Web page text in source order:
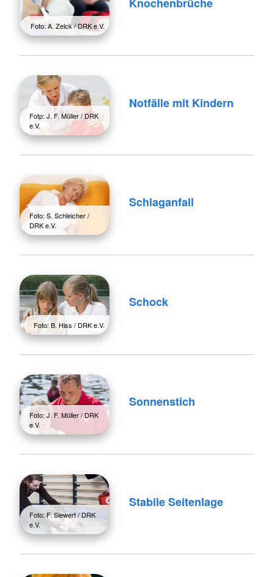
Foto: A. Zelck / DRK e.V.
Fotp: J. F. Müller / DRK
e.V.
Notfälle mit Kindern
Foto: S. Schleicher /
DRK e.V.
Schlaganfall
Foto: B. Hiss / DRK e.V.
Schock
Foto: J. F. Müller / DRK
e.V.
Sonnenstich
Foto: F. Siewert / DRK
e.V.
Stabile Seitenlage